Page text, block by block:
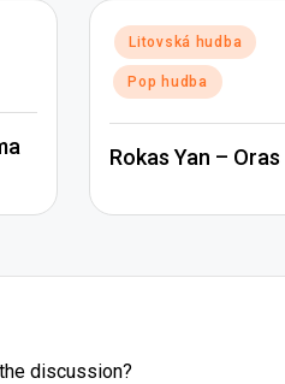
Posted
in
Litovská hudba
Pop hudba
Rokas Yan – Oras
discussion?